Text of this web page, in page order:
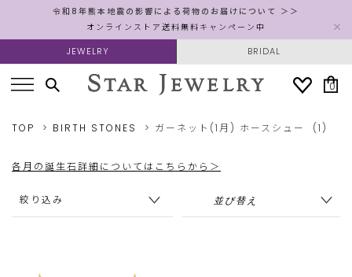
令和8年熊本地震の影響による荷物のお届けについて ＞＞
オンラインストア送料無料キャンペーン中
JEWELRY BRIDAL
0
TOP BIRTH STONES ガーネット(1月) ホースシュー (1)
各月の誕生石詳細についてはこちらから＞
絞り込み